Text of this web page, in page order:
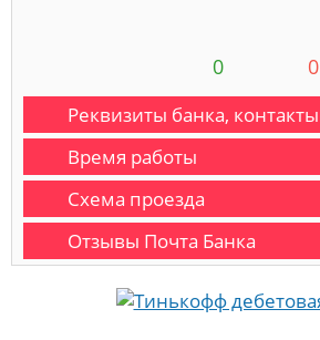
0 0
Реквизиты банка, контакты
Время работы
Схема проезда
Отзывы Почта Банка